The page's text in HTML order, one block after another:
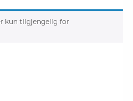
kun tilgjengelig for